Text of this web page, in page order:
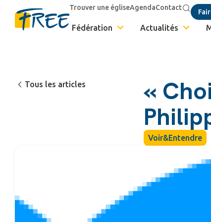
Trouver une égliseAgendaContact
Fédération Actualités
Tous les articles
«
Voir&Entendre